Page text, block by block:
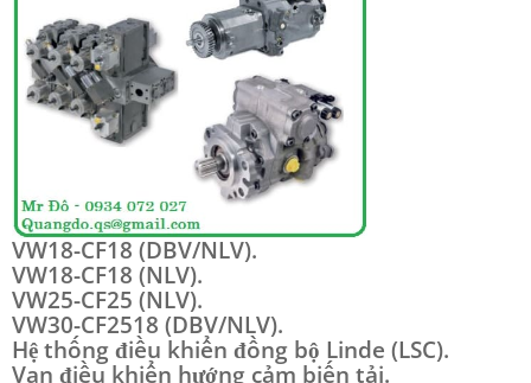
VW18-CF18 (DBV/NLV).
VW18-CF18 (NLV).
VW25-CF25 (NLV).
VW30-CF2518 (DBV/NLV).
Hệ thống điều khiển đồng bộ Linde (LSC).
Van điều khiển hướng cảm biến tải.